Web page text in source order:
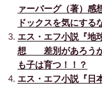
ァーバーグ（著）
ドックスを気にする
エス・エフ小説『地
想 差別があろうが
も子は育つ！！？
エス・エフ小説『